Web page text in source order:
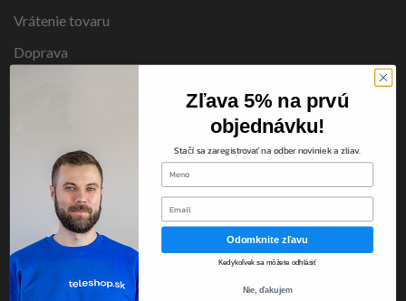
Vrátenie tovaru
Doprava
Všetky produkty
Pre Dospelých
Poznáte z TV
Cestovanie
Dom a Záhrada
Zľava 5% na prvú
objednávku!
Stačí sa zaregistrovať na odber noviniek a zliav.
first-name
Email
Odomknite zľavu
Kedykoľvek sa môžete odhlásiť
Nie, ďakujem